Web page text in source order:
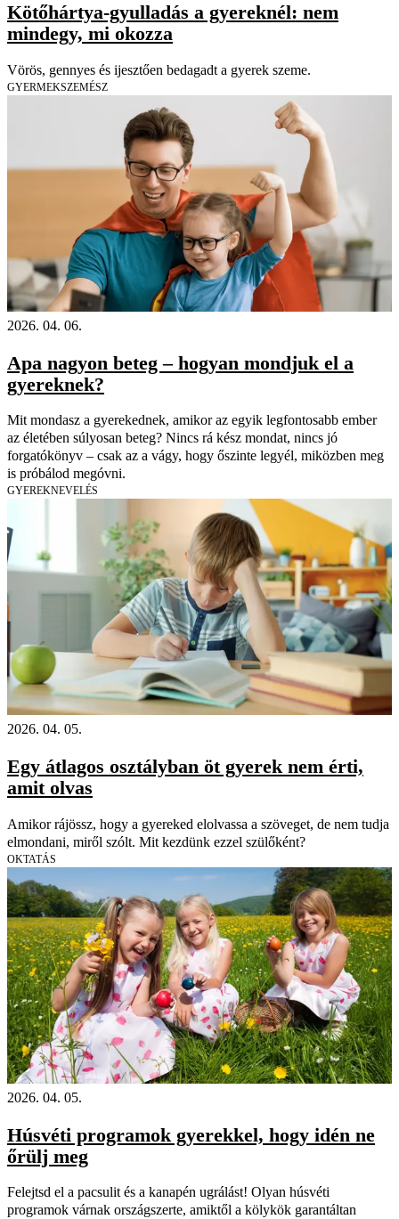
Kötőhártya-gyulladás a gyereknél: nem
mindegy, mi okozza
Vörös, gennyes és ijesztően bedagadt a gyerek szeme.
GYERMEKSZEMÉSZ
2026. 04. 06.
Apa nagyon beteg – hogyan mondjuk el a
gyereknek?
Mit mondasz a gyerekednek, amikor az egyik legfontosabb ember
az életében súlyosan beteg? Nincs rá kész mondat, nincs jó
forgatókönyv – csak az a vágy, hogy őszinte legyél, miközben meg
is próbálod megóvni.
GYEREKNEVELÉS
2026. 04. 05.
Egy átlagos osztályban öt gyerek nem érti,
amit olvas
Amikor rájössz, hogy a gyereked elolvassa a szöveget, de nem tudja
elmondani, miről szólt. Mit kezdünk ezzel szülőként?
OKTATÁS
2026. 04. 05.
Húsvéti programok gyerekkel, hogy idén ne
őrülj meg
Felejtsd el a pacsulit és a kanapén ugrálást! Olyan húsvéti
programok várnak országszerte, amiktől a kölykök garantáltan